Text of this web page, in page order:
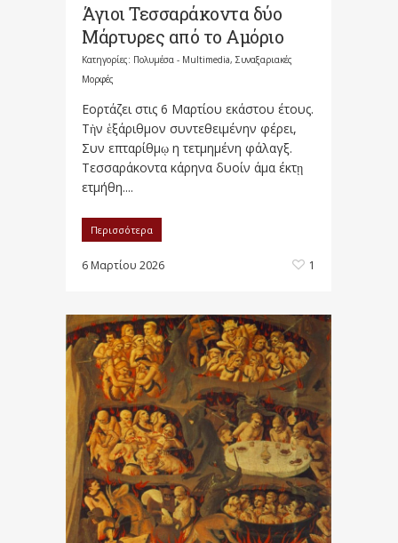
Άγιοι Τεσσαράκοντα δύο
Μάρτυρες από το Αμόριο
Κατηγορίες: Πολυμέσα - Multimedia, Συναξαριακές
Μορφές
Εορτάζει στις 6 Μαρτίου εκάστου έτους.
Τὴν ἑξάριθμον συντεθειμένην φέρει,
Συν επταρίθμῳ η τετμημένη φάλαγξ.
Τεσσαράκοντα κάρηνα δυοίν άμα έκτῃ
ετμήθη....
Περισσότερα
6 Μαρτίου 2026 1